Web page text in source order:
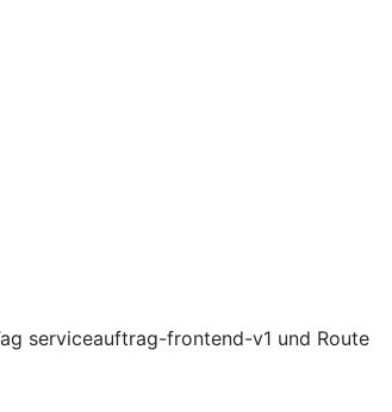
serviceauftrag-frontend-v1 und Route